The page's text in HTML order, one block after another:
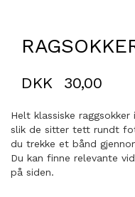
DKK 30,00
Helt klassiske
slik de sitter tett rundt
du trekke et bånd
Du kan finne relevante
på siden.